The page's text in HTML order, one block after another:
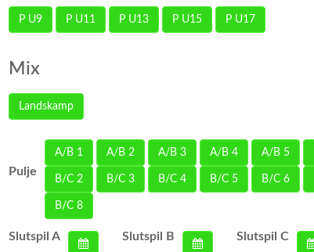
P U9 P U11 P U13 P U15 P U17
Mix
Landskamp
Pulje
A/B 1 A/B 2 A/B 3 A/B 4 A/B 5
B/C 2 B/C 3 B/C 4 B/C 5 B/C 6
B/C 8
Slutspil A Slutspil B Slutspil C